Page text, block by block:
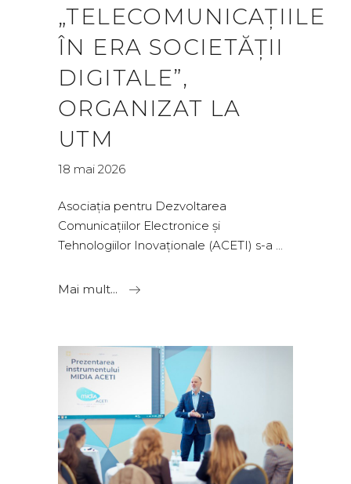
„TELECOMUNICAȚIILE
ÎN ERA SOCIETĂȚII
DIGITALE”,
ORGANIZAT LA
UTM
18 mai 2026
Asociația pentru Dezvoltarea
Comunicațiilor Electronice și
Tehnologiilor Inovaționale (ACETI) s-a
Mai mult...